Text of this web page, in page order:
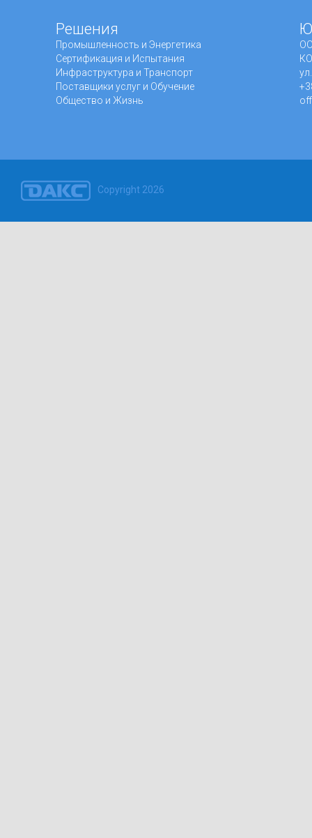
Решения
Промышленность и Энергетика
Сертификация и Испытания
Инфраструктура и Транспорт
Поставщики услуг и Обучение
Общество и Жизнь
Copyright 2026